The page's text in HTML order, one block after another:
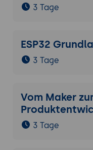
3 Tage
ESP32
3 Tage
Vom Maker
3 Tage